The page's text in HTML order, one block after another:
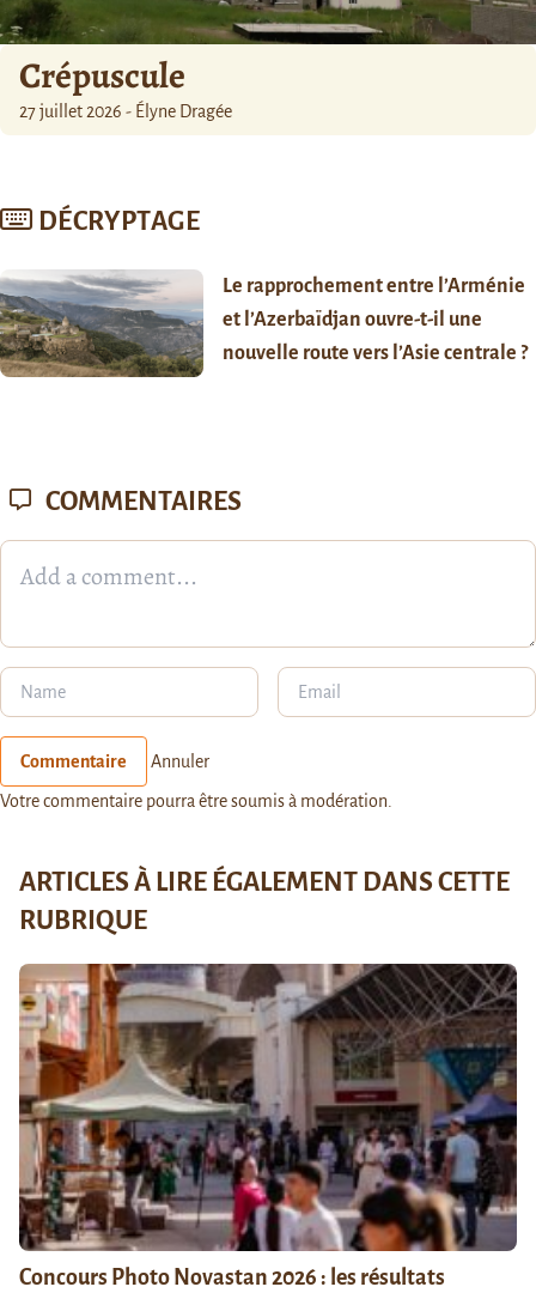
Crépuscule
27 juillet 2026 - Élyne Dragée
DÉCRYPTAGE
Le rapprochement entre l’Arménie
et l’Azerbaïdjan ouvre-t-il une
nouvelle route vers l’Asie centrale ?
COMMENTAIRES
Commentaire Annuler
Votre commentaire pourra être soumis à modération.
ARTICLES À LIRE ÉGALEMENT DANS CETTE
RUBRIQUE
Concours Photo Novastan 2026 : les résultats